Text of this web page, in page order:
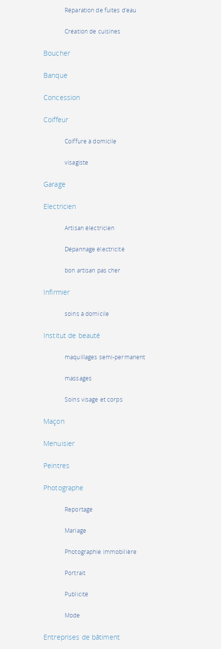
Réparation de fuites d'eau
Création de cuisines
Boucher
Banque
Concession
Coiffeur
Coiffure à domicile
visagiste
Garage
Electricien
Artisan électricien
Dépannage électricité
bon artisan pas cher
Infirmier
soins à domicile
Institut de beauté
maquillages semi-permanent
massages
Soins visage et corps
Maçon
Menuisier
Peintres
Photographe
Reportage
Mariage
Photographie immobilière
Portrait
Publicité
Mode
Entreprises de bâtiment